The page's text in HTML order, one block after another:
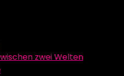
zwei Welten